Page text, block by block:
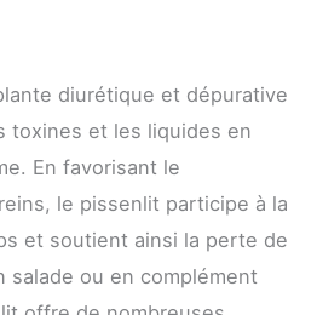
diurétique et dépurative
toxines et les liquides en
En favorisant le
le pissenlit participe à la
et soutient ainsi la perte de
salade ou en complément